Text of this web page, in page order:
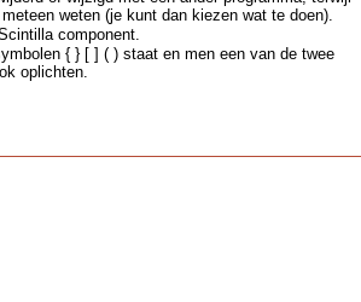
weten (je kunt dan kiezen wat te doen).
component.
{ } [ ] ( ) staat en men een van de twee
oplichten.